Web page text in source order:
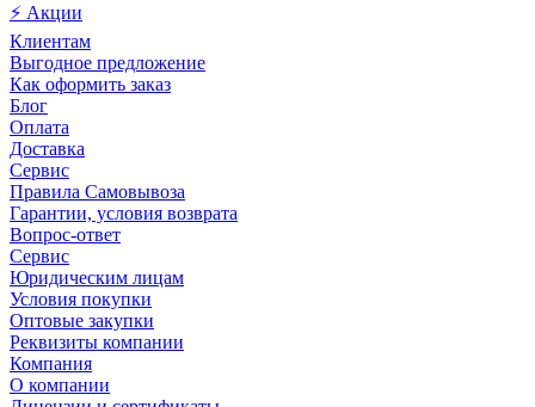
⚡ Акции
Клиентам
Выгодное предложение
Как оформить заказ
Блог
Оплата
Доставка
Сервис
Правила Самовывоза
Гарантии, условия возврата
Вопрос-ответ
Сервис
Юридическим лицам
Условия покупки
Оптовые закупки
Реквизиты компании
Компания
О компании